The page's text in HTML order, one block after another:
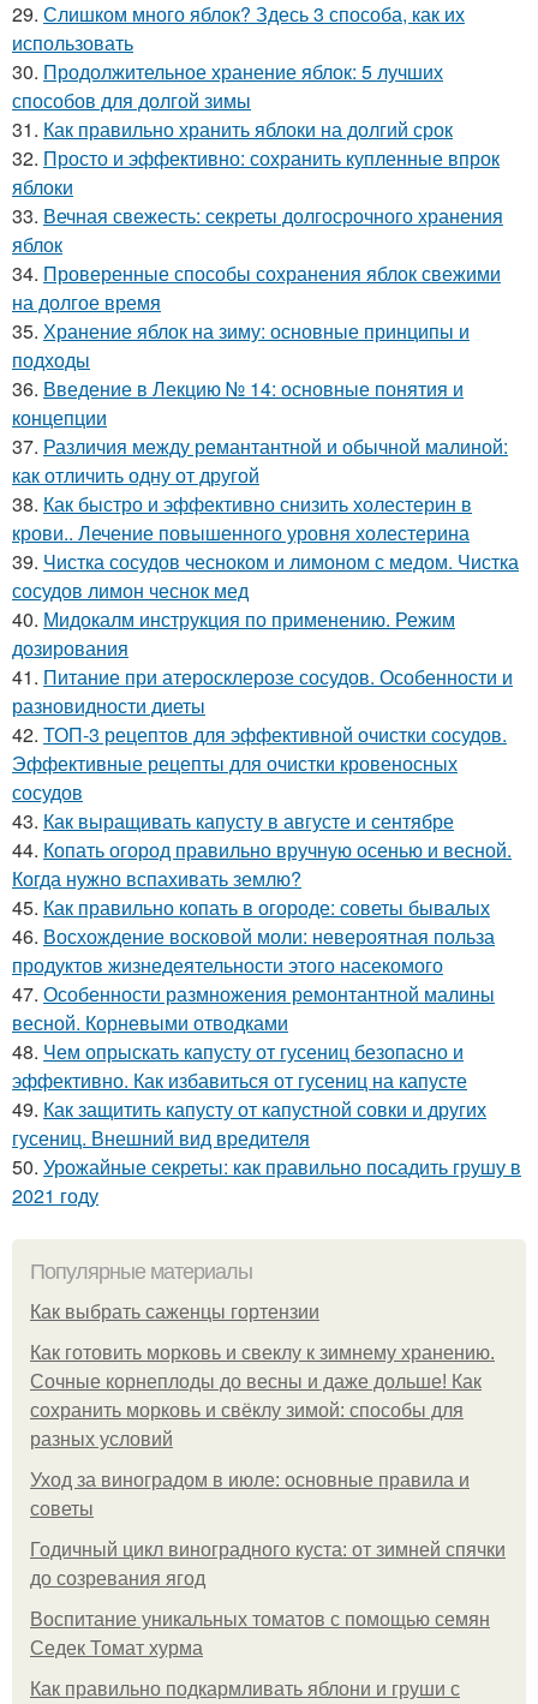
29. Слишком много яблок? Здесь 3 способа, как их
использовать
30. Продолжительное хранение яблок: 5 лучших
способов для долгой зимы
31. Как правильно хранить яблоки на долгий срок
32. Просто и эффективно: сохранить купленные впрок
яблоки
33. Вечная свежесть: секреты долгосрочного хранения
яблок
34. Проверенные способы сохранения яблок свежими
на долгое время
35. Хранение яблок на зиму: основные принципы и
подходы
36. Введение в Лекцию № 14: основные понятия и
концепции
37. Различия между ремантантной и обычной малиной:
как отличить одну от другой
38. Как быстро и эффективно снизить холестерин в
крови.. Лечение повышенного уровня холестерина
39. Чистка сосудов чесноком и лимоном с медом. Чистка
сосудов лимон чеснок мед
40. Мидокалм инструкция по применению. Режим
дозирования
41. Питание при атеросклерозе сосудов. Особенности и
разновидности диеты
42. ТОП-3 рецептов для эффективной очистки сосудов.
Эффективные рецепты для очистки кровеносных
сосудов
43. Как выращивать капусту в августе и сентябре
44. Копать огород правильно вручную осенью и весной.
Когда нужно вспахивать землю?
45. Как правильно копать в огороде: советы бывалых
46. Восхождение восковой моли: невероятная польза
продуктов жизнедеятельности этого насекомого
47. Особенности размножения ремонтантной малины
весной. Корневыми отводками
48. Чем опрыскать капусту от гусениц безопасно и
эффективно. Как избавиться от гусениц на капусте
49. Как защитить капусту от капустной совки и других
гусениц. Внешний вид вредителя
50. Урожайные секреты: как правильно посадить грушу в
2021 году
Популярные материалы
Как выбрать саженцы гортензии
Как готовить морковь и свеклу к зимнему хранению.
Сочные корнеплоды до весны и даже дольше! Как
сохранить морковь и свёклу зимой: способы для
разных условий
Уход за виноградом в июле: основные правила и
советы
Годичный цикл виноградного куста: от зимней спячки
до созревания ягод
Воспитание уникальных томатов с помощью семян
Седек Томат хурма
Как правильно подкармливать яблони и груши с